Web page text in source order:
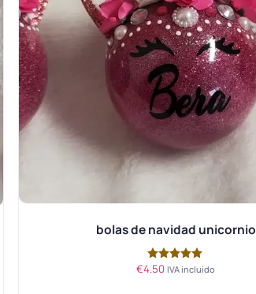
bolas de navidad unicornio
Valorado
€4.50 IVA incluido